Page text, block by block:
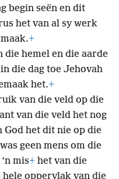
begin seën en dit
het van al sy werk
+
die hemel en die aarde
die dag toe Jehovah
het.+
van die veld op die
van die veld het nog
het dit nie op die
geen mens om die
mis+ het van die
hele oppervlak van die